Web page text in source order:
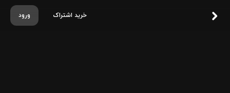
ورود خرید اشتراک